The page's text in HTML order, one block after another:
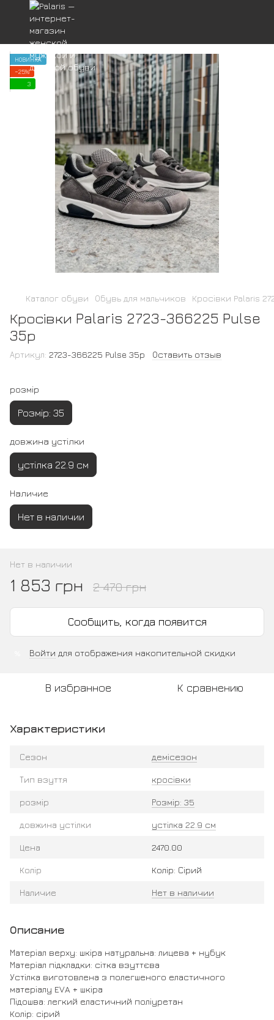
НОВИНКА
−25%
3
Каталог обуви Обувь для мальчиков Кросівки Palaris
Кросівки Palaris 2723-366225 Pulse
35р
Артикул: 2723-366225 Pulse 35р Оставить отзыв
розмір
Розмір: 35
довжина устілки
устілка 22.9 см
Наличие
Нет в наличии
Нет в наличии
1 853 грн 2 470 грн
Сообщить, когда появится
Войти для отображения накопительной скидки
В избранное К сравнению
Характеристики
Сезон демісезон
Тип взуття кросівки
розмір Розмір: 35
довжина устілки устілка 22.9 см
Цена 2470.00
Колір Колір: Сірий
Наличие Нет в наличии
Описание
Матеріал верху: шкіра натуральна: лицева + нубук
Матеріал підкладки: сітка взуттєва
Устілка виготовлена з полегшеного еластичного
матеріалу EVA + шкіра
Підошва: легкий еластичний поліуретан
Колір: сірий